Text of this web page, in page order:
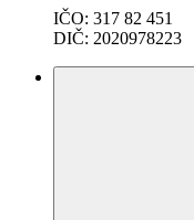
IČO: 317 82 451
DIČ: 2020978223